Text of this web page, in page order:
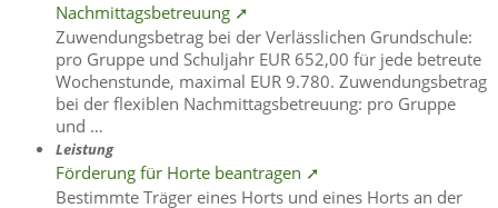
Nachmittagsbetreuung ➚
Zuwendungsbetrag bei der Verlässlichen Grundschule:
pro Gruppe und Schuljahr EUR 652,00 für jede betreute
Wochenstunde, maximal EUR 9.780. Zuwendungsbetrag
bei der flexiblen Nachmittagsbetreuung: pro Gruppe
und …
Leistung
Förderung für Horte beantragen ➚
Bestimmte Träger eines Horts und eines Horts an der